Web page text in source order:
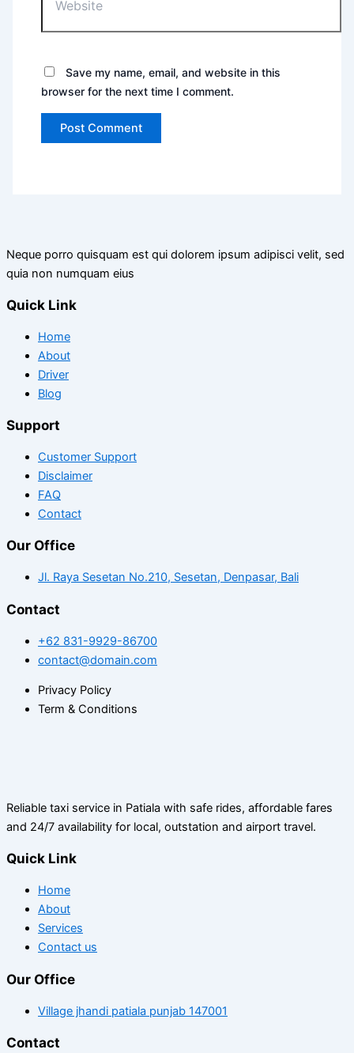
Save my name, email, and website in this
browser for the next time I comment.
Neque porro quisquam est qui dolorem ipsum adipisci velit, sed
quia non numquam eius
Quick Link
Home
About
Driver
Blog
Support
Customer Support
Disclaimer
FAQ
Contact
Our Office
Jl. Raya Sesetan No.210, Sesetan, Denpasar, Bali
Contact
+62 831-9929-86700
contact@domain.com
Privacy Policy
Term & Conditions
Reliable taxi service in Patiala with safe rides, affordable fares
and 24/7 availability for local, outstation and airport travel.
Quick Link
Home
About
Services
Contact us
Our Office
Village jhandi patiala punjab 147001
Contact